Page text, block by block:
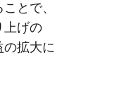
とで、​
上げの​
拡大に​